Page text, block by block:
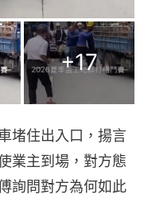
+17
堵住出入口，揚言
業主到場，對方態
詢問對方為何如此